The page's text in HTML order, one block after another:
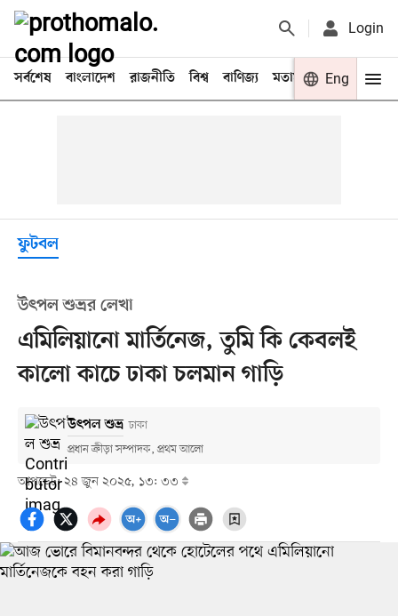
Login
সর্বশেষ বাংলাদেশ রাজনীতি বিশ্ব বাণিজ্য মতামত খেলা
Eng
ফুটবল
উৎপল শুভ্রর লেখা
এমিলিয়ানো মার্তিনেজ, তুমি কি কেবলই
কালো কাচে ঢাকা চলমান গাড়ি
উৎপল শুভ্র ঢাকা
প্রধান ক্রীড়া সম্পাদক, প্রথম আলো
আপডেট: ২৪ জুন ২০২৫, ১৩: ৩৩